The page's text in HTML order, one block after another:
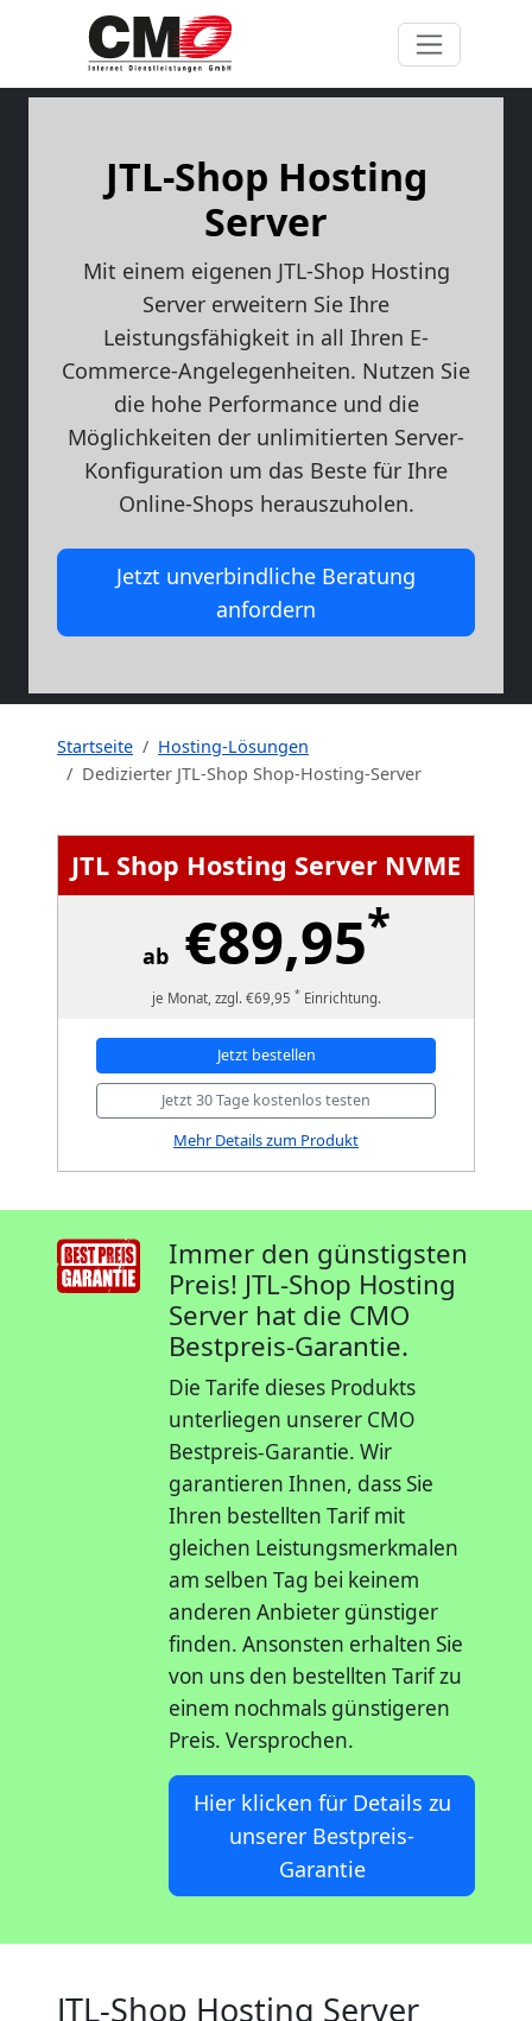
JTL-Shop Hosting
Server
Mit einem eigenen JTL-Shop Hosting
Server erweitern Sie Ihre
Leistungsfähigkeit in all Ihren E-
Commerce-Angelegenheiten. Nutzen Sie
die hohe Performance und die
Möglichkeiten der unlimitierten Server-
Konfiguration um das Beste für Ihre
Online-Shops herauszuholen.
Jetzt unverbindliche Beratung
anfordern
Startseite
Hosting-Lösungen
Dedizierter JTL-Shop Shop-Hosting-Server
JTL Shop Hosting Server NVME
ab€89,95*
je Monat, zzgl. €69,95 *Einrichtung.
Jetzt bestellen
Jetzt 30 Tage kostenlos testen
Mehr Details zum Produkt
Immer den günstigsten
Preis! JTL-Shop Hosting
Server hat die CMO
Bestpreis-Garantie.
Die Tarife dieses Produkts
unterliegen unserer CMO
Bestpreis-Garantie. Wir
garantieren Ihnen, dass Sie
Ihren bestellten Tarif mit
gleichen Leistungsmerkmalen
am selben Tag bei keinem
anderen Anbieter günstiger
finden. Ansonsten erhalten Sie
von uns den bestellten Tarif zu
einem nochmals günstigeren
Preis. Versprochen.
Hier klicken für Details zu
unserer Bestpreis-
Garantie
JTL-Shop Hosting Server